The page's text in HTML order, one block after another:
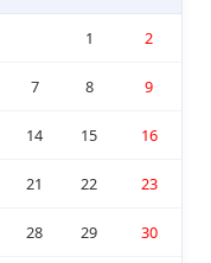
1 2
7 8 9
14 15 16
21 22 23
28 29 30